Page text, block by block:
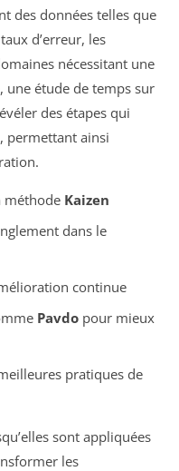
des données telles que
d’erreur, les
nécessitant une
une étude de temps sur
des étapes qui
permettant ainsi
méthode Kaizen
dans le
continue
Pavdopour mieux
pratiques de
sont appliquées
les